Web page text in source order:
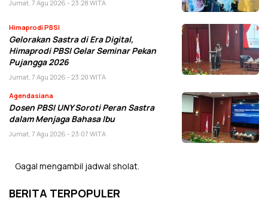
Jumat, 7 Agu 2026 - 23:28 WITA
Himaprodi PBSI
Gelorakan Sastra di Era Digital,
Himaprodi PBSI Gelar Seminar Pekan
Pujangga 2026
Jumat, 7 Agu 2026 - 23:20 WITA
Agendasiana
Dosen PBSI UNY Soroti Peran Sastra
dalam Menjaga Bahasa Ibu
Jumat, 7 Agu 2026 - 23:07 WITA
Gagal mengambil jadwal sholat.
BERITA TERPOPULER